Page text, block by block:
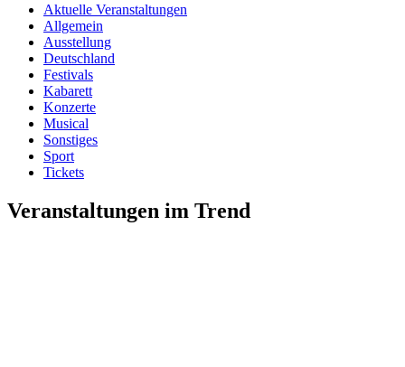
Aktuelle Veranstaltungen
Allgemein
Ausstellung
Deutschland
Festivals
Kabarett
Konzerte
Musical
Sonstiges
Sport
Tickets
Veranstaltungen im Trend